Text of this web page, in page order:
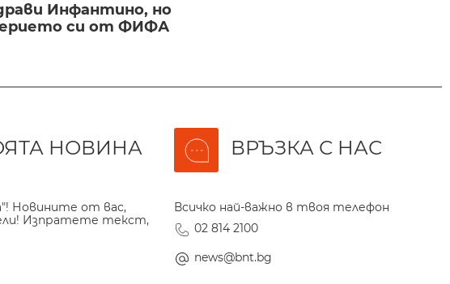
Инфантино, но
си от ФИФА
НОВИНА
Новините от вас,
Изпратете текст,
ВРЪЗКА С НАС
Всичко най-важно в твоя телефон
02 814 2100
news@bnt.bg